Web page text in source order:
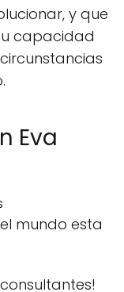
y que
capacidad
Eva
mundo esta